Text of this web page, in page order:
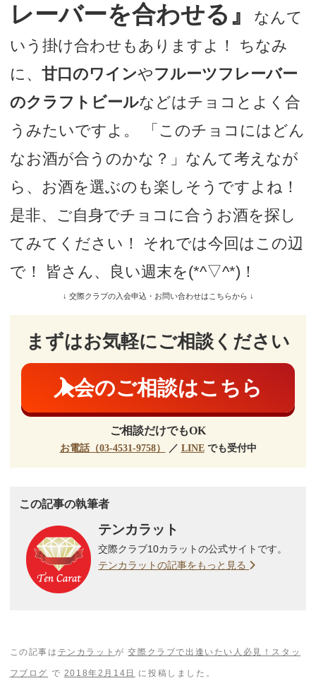
レーバーを合わせる』
なんて
いう掛け合わせもありますよ！ ちなみ
に、 甘口のワインやフルーツフレーバー
のクラフトビールなどはチョコとよく合
うみたいですよ。 「このチョコにはどん
なお酒が合うのかな？」なんて考えなが
ら、お酒を選ぶのも楽しそうですよね！
是非、ご自身でチョコに合うお酒を探し
てみてください！ それでは今回はこの辺
で！ 皆さん、良い週末を(*^▽^*)！
↓ 交際クラブの入会申込・お問い合わせはこちらから ↓
まずはお気軽にご相談ください
入会のご相談はこちら
ご相談だけでもOK
お電話（03-4531-9758） ／ LINEでも受付中
この記事の執筆者
テンカラット
交際クラブ10カラットの公式サイトです。
テンカラットの記事をもっと見る
この記事は テンカラットが交際クラブで出逢いたい人必見！スタッ
フブログ で 2018年2月14日 に投稿しました。